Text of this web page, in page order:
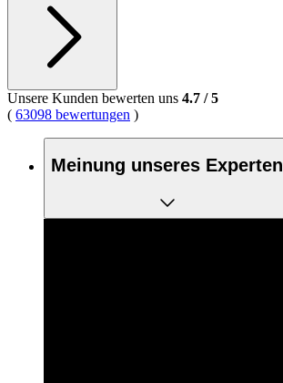
Unsere Kunden bewerten uns 4.7 /5
( 63098 bewertungen )
Meinung unseres Experten